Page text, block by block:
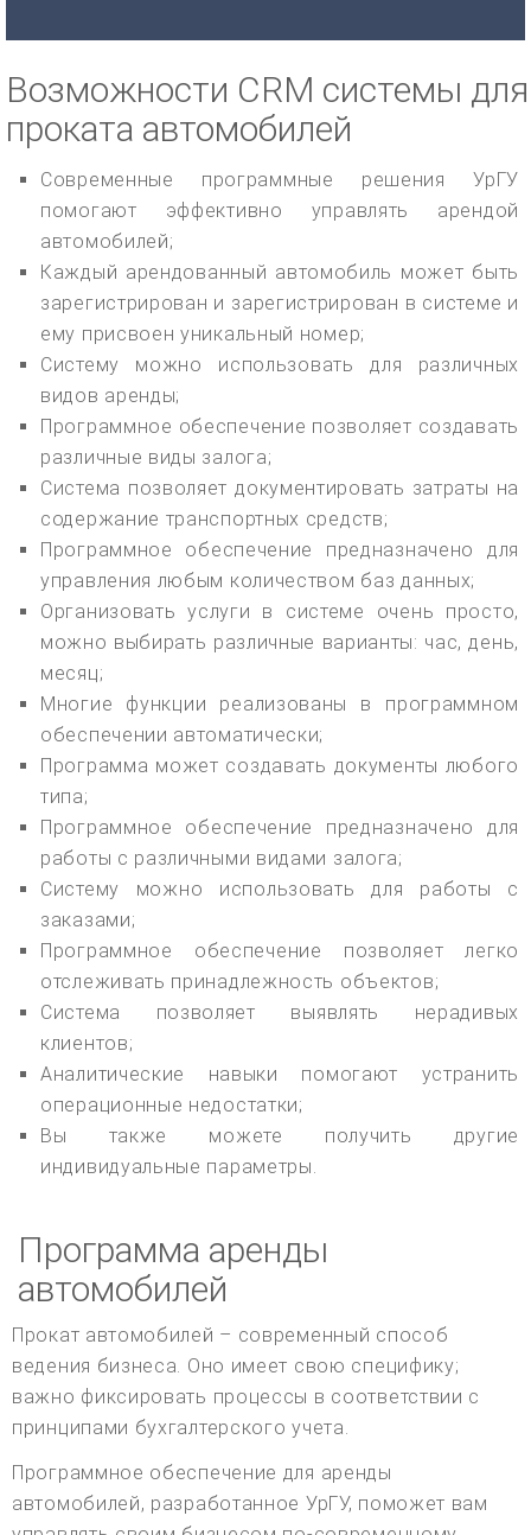
Возможности CRM системы для
проката автомобилей
Современные программные решения УрГУ
помогают эффективно управлять арендой
автомобилей;
Каждый арендованный автомобиль может быть
зарегистрирован и зарегистрирован в системе и
ему присвоен уникальный номер;
Систему можно использовать для различных
видов аренды;
Программное обеспечение позволяет создавать
различные виды залога;
Система позволяет документировать затраты на
содержание транспортных средств;
Программное обеспечение предназначено для
управления любым количеством баз данных;
Организовать услуги в системе очень просто,
можно выбирать различные варианты: час, день,
месяц;
Многие функции реализованы в программном
обеспечении автоматически;
Программа может создавать документы любого
типа;
Программное обеспечение предназначено для
работы с различными видами залога;
Систему можно использовать для работы с
заказами;
Программное обеспечение позволяет легко
отслеживать принадлежность объектов;
Система позволяет выявлять нерадивых
клиентов;
Аналитические навыки помогают устранить
операционные недостатки;
Вы также можете получить другие
индивидуальные параметры.
Программа аренды
автомобилей
Прокат автомобилей – современный способ
ведения бизнеса. Оно имеет свою специфику;
важно фиксировать процессы в соответствии с
принципами бухгалтерского учета.
Программное обеспечение для аренды
автомобилей, разработанное УрГУ, поможет вам